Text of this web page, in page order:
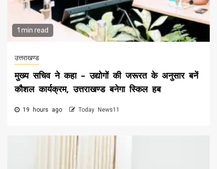
1 min read
उत्तराखण्ड
मुख्य सचिव ने कहा – उद्योगों की जरूरत के अनुसार बनें
कौशल कार्यक्रम, उत्तराखण्ड बनेगा स्किल हब
19 hours ago Today News11